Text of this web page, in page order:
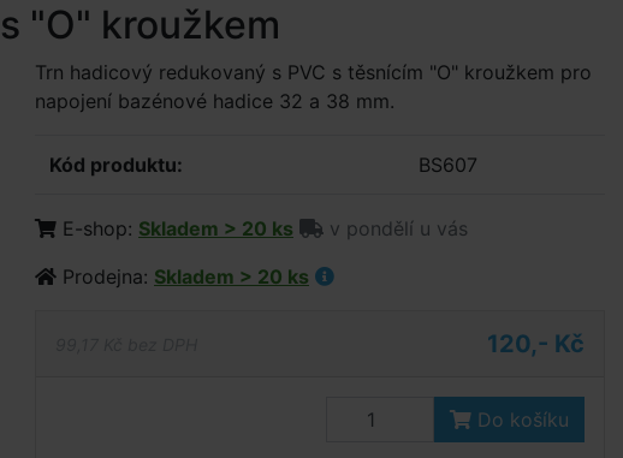
"O" kroužkem
Trn hadicový redukovaný s PVC s těsnícím "O" kroužkem pro
napojení bazénové hadice 32 a 38 mm.
Kód produktu: BS607
E-shop: Skladem > 20 ks
v pondělí u vás
Prodejna: Skladem > 20 ks
120,- Kč
Do košíku